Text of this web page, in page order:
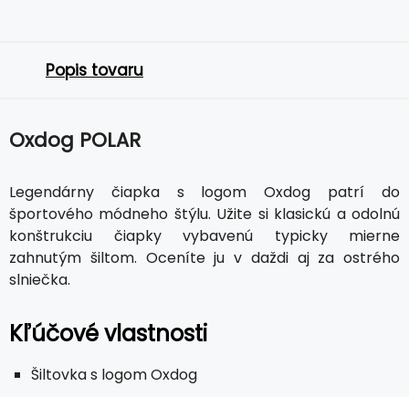
Popis tovaru
Oxdog POLAR
Legendárny čiapka s logom Oxdog patrí do
športového módneho štýlu. Užite si klasickú a odolnú
konštrukciu čiapky vybavenú typicky mierne
zahnutým šiltom. Oceníte ju v daždi aj za ostrého
slniečka.
Kľúčové vlastnosti
Šiltovka s logom Oxdog